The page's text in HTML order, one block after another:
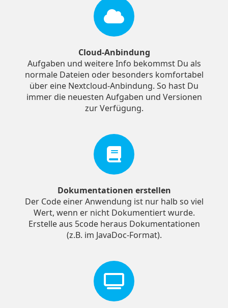
Cloud-Anbindung
Aufgaben und weitere Info bekommst Du als
normale Dateien oder besonders komfortabel
über eine Nextcloud-Anbindung. So hast Du
immer die neuesten Aufgaben und Versionen
zur Verfügung.
Dokumentationen erstellen
Der Code einer Anwendung ist nur halb so viel
Wert, wenn er nicht Dokumentiert wurde.
Erstelle aus 5code heraus Dokumentationen
(z.B. im JavaDoc-Format).